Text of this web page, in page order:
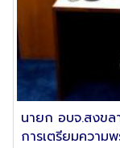
นายก อบจ.สงขล
การเตรียมความ